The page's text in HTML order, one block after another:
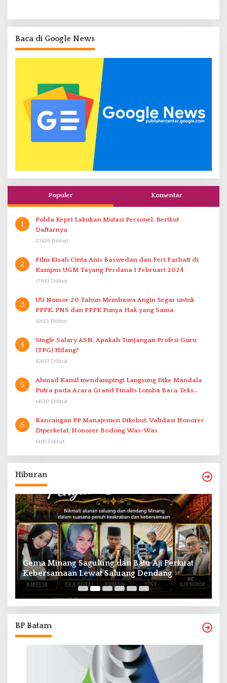
Baca di Google News
Populer Komentar
1
Polda Kepri Lakukan Mutasi Personel, Berikut
Daftarnya
23426 Dilihat
2
Film Kisah Cinta Anis Baswedan dan Feri Farhati di
Kampus UGM Tayang Perdana 1 Februari 2024
17843 Dilihat
3
UU Nomor 20 Tahun Membawa Angin Segar untuk
PPPK. PNS dan PPPK Punya Hak yang Sama
15623 Dilihat
4
Single Salary ASN, Apakah Tunjangan Profesi Guru
(TPG) Hilang?
15407 Dilihat
5
Ahmad Kamil mendampingi Langsung Dike Mandala
Putra pada Acara Grand Finalis Lomba Baca Teks
Proklamasi Mirip Bung Karno di Bali
14530 Dilihat
6
Rancangan PP Manajemen Dikebut, Validasi Honorer
Diperketat, Honorer Bodong Was-Was
14115 Dilihat
Hiburan
Gema Minang Sagulung dan Batu Aji Perkuat
Kebersamaan Lewat Saluang Dendang
BP Batam